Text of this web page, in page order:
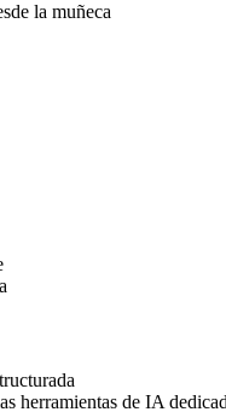
la muñeca
herramientas de IA